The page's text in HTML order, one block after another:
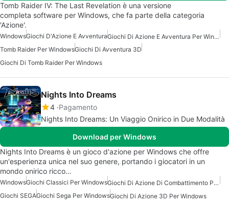
Tomb Raider IV: The Last Revelation è una versione
completa software per Windows, che fa parte della categoria
'Azione'.
WindowsGiochi D'Azione E Avventura
Giochi Di Azione E Avventura Per Windows
Tomb Raider Per WindowsGiochi Di Avventura 3D
Giochi Di Tomb Raider Per Windows
Nights Into Dreams
4 Pagamento
Nights Into Dreams: Un Viaggio Onirico in Due Modalità
Download per Windows
Nights Into Dreams è un gioco d'azione per Windows che offre
un'esperienza unica nel suo genere, portando i giocatori in un
mondo onirico ricco…
WindowsGiochi Classici Per Windows
Giochi Di Azione Di Combattimento Per Windows
Giochi SEGAGiochi Sega Per WindowsGiochi Di Azione 3D Per Windows